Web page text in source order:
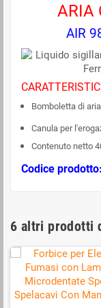
ARIA
AIR
Bomboletta di
Canula per
Contenuto netto
Codice
6 altri prodotti